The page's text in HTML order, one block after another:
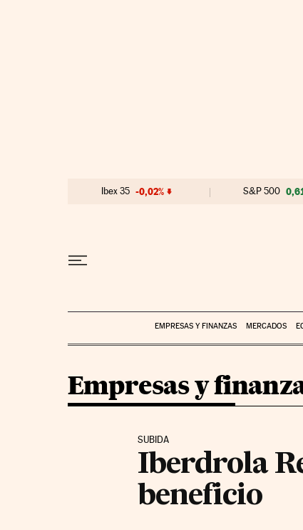
Ibex 35 -0,02% S&P 500
EMPRESAS Y FINANZAS MERCADOS
Empresas y
SUBIDA
Iberdrola
beneficio